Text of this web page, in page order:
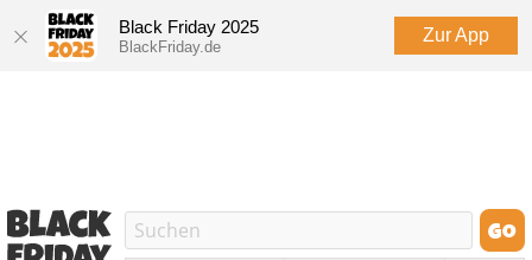
Black Friday 2025
BlackFriday.de
Zur App